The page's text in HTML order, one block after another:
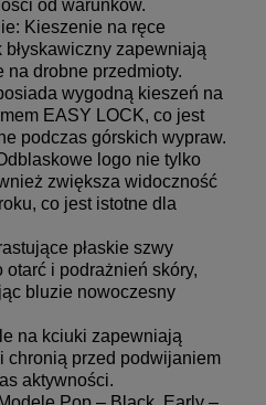
od warunków.
Kieszenie na ręce
zapewniają
na drobne przedmioty.
wygodną kieszeń na
EASY LOCK, co jest
podczas górskich wypraw.
logo nie tylko
zwiększa widoczność
co jest istotne dla
płaskie szwy
i podrażnień skóry,
bluzie nowoczesny
na kciuki zapewniają
chronią przed podwijaniem
aktywności.